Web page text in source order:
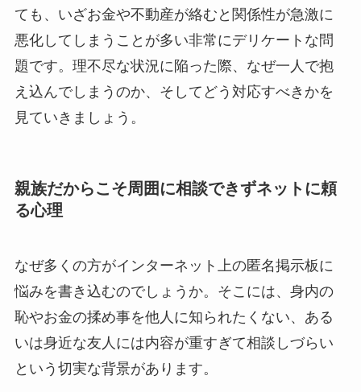
ても、いざお金や不動産が絡むと関係性が急激に
悪化してしまうことが多い非常にデリケートな問
題です。理不尽な状況に陥った際、なぜ一人で抱
え込んでしまうのか、そしてどう対応すべきかを
見ていきましょう。
親族だからこそ周囲に相談できずネットに頼
る心理
なぜ多くの方がインターネット上の匿名掲示板に
悩みを書き込むのでしょうか。そこには、身内の
恥やお金の揉め事を他人に知られたくない、ある
いは身近な友人には内容が重すぎて相談しづらい
という切実な背景があります。